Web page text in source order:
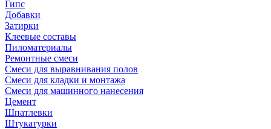
Гипс
Добавки
Затирки
Клеевые составы
Пиломатериалы
Ремонтные смеси
Смеси для выравнивания полов
Смеси для кладки и монтажа
Смеси для машинного нанесения
Цемент
Шпатлевки
Штукатурки